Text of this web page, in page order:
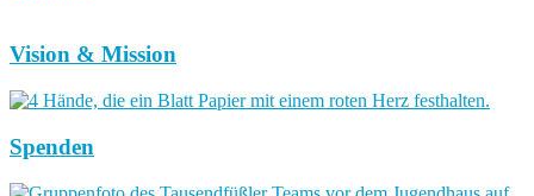
Vision & Mission
Spenden